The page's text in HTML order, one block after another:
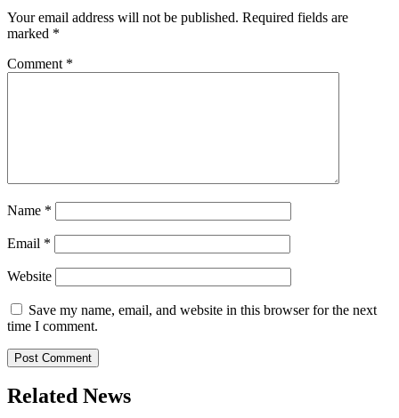
Your email address will not be published. Required fields are
marked *
Comment *
Name *
Email *
Website
Save my name, email, and website in this browser for the next
time I comment.
Related News